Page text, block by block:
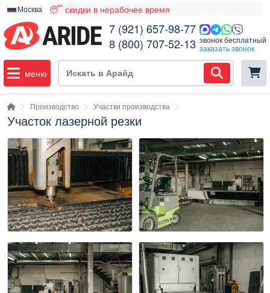
Москва 😴 скидки в нерабочее время
7 (921) 657-98-77
8 (800) 707-52-13 звонок бесплатный
заказать звонок
меню
Производство Участки производства
Участок лазерной резки